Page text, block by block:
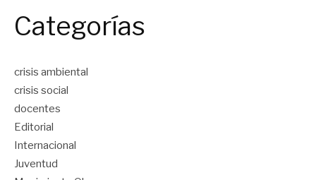
Categorías
crisis ambiental
crisis social
docentes
Editorial
Internacional
Juventud